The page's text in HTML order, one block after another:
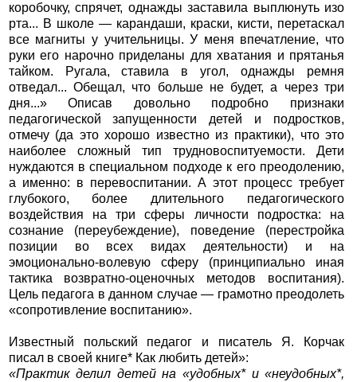
коробочку, спрячет, однажды заставила выплюнуть изо
рта... В школе — карандаши, краски, кисти, перетаскал
все магниты у учительницы. У меня впечатление, что
руки его нарочно приделаны для хватания и прятанья
тайком. Ругала, ставила в угол, однажды ремня
отведал... Обещал, что больше не будет, а через три
дня...» Описав довольно подробно признаки
педагогической запущенности детей и подростков,
отмечу (да это хорошо известно из практики), что это
наиболее сложный тип трудновоспитуемости. Дети
нуждаются в специальном подходе к его преодолению,
а именно: в перевоспитании. А этот процесс требует
глубокого, более длительного педагогического
воздействия на три сферы личности подростка: на
сознание (переубеждение), поведение (перестройка
позиции во всех видах деятельности) и на
эмоционально-волевую сферу (принципиально иная
тактика возвратно-оценочных методов воспитания).
Цель педагога в данном случае — грамотно преодолеть
«сопротивление воспитанию».
Известный польский педагог и писатель Я. Корчак
писал в своей книге* Как любить детей»:
«Практик делил детей на «удобных* и «неудобных*,